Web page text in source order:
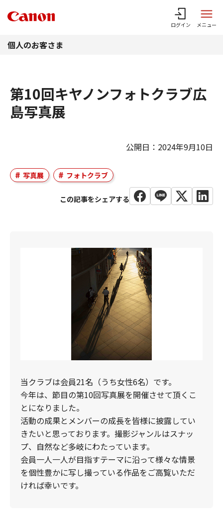
ログイン メニュー
個人のお客さま
第10回キヤノンフォトクラブ広
島写真展
公開日：2024年9月10日
写真展 フォトクラブ
当クラブは会員21名（うち女性6名）です。
今年は、節目の第10回写真展を開催させて頂くこ
とになりました。
活動の成果とメンバーの成長を皆様に披露してい
きたいと思っております。撮影ジャンルはスナッ
プ、自然など多岐にわたっています。
会員一人一人が目指すテーマに沿って様々な情景
を個性豊かに写し撮っている作品をご高覧いただ
ければ幸いです。